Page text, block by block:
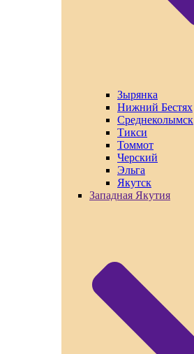
Зырянка
Нижний Бестях
Среднеколымск
Тикси
Томмот
Черский
Эльга
Якутск
Западная Якутия